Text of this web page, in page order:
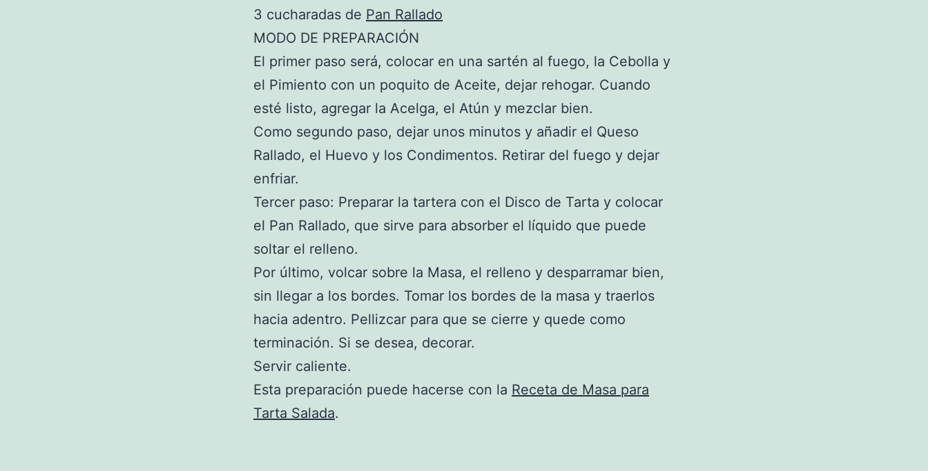
3 cucharadas de Pan Rallado
MODO DE PREPARACIÓN
El primer paso será, colocar en una sartén al fuego, la Cebolla y
el Pimiento con un poquito de Aceite, dejar rehogar. Cuando
esté listo, agregar la Acelga, el Atún y mezclar bien.
Como segundo paso, dejar unos minutos y añadir el Queso
Rallado, el Huevo y los Condimentos. Retirar del fuego y dejar
enfriar.
Tercer paso: Preparar la tartera con el Disco de Tarta y colocar
el Pan Rallado, que sirve para absorber el líquido que puede
soltar el relleno.
Por último, volcar sobre la Masa, el relleno y desparramar bien,
sin llegar a los bordes. Tomar los bordes de la masa y traerlos
hacia adentro. Pellizcar para que se cierre y quede como
terminación. Si se desea, decorar.
Servir caliente.
Esta preparación puede hacerse con la Receta de Masa para
Tarta Salada.